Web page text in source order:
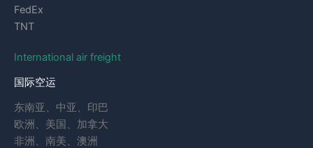
FedEx
TNT
International air freight
国际空运
东南亚、中亚、印巴
欧洲、美国、加拿大
非洲、南美、澳洲